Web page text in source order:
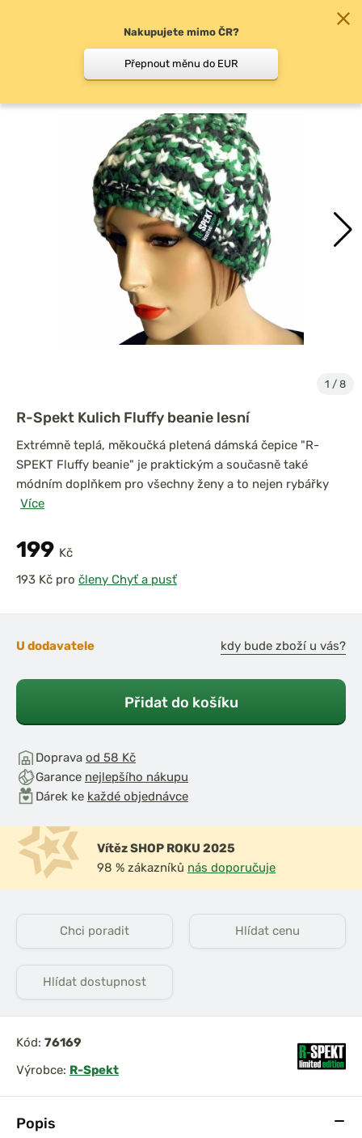
Zimní čepice
1 / 8
Popis
R-Spekt Kulich Fluffy beanie lesní
Extrémně teplá, měkoučká pletená dámská čepice "R-
SPEKT Fluffy beanie" je praktickým a současně také
módním doplňkem pro všechny ženy a to nejen rybářky
Více
199 Kč
pro členy Chyť a pusť
U dodavatele kdy bude zboží u vás?
Přidat do košíku
Doprava od 58 Kč
Garance nejlepšího nákupu
Dárek ke každé objednávce
Vítěz SHOP ROKU 2025
98 % zákazníků nás doporučuje
Chci poradit Hlídat cenu
Hlídat dostupnost
Kód: 76169
Výrobce: R-Spekt
Nakupujete mimo ČR?
Přepnout měnu do EUR